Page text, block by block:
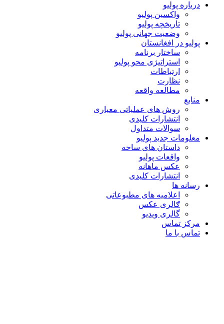
درباره پولیو
واکسین پولیو
تاریخچه پولیو
وضعیت جهانی پولیو
پولیو در افغانستان
ساختار برنامه
استراتیژی محو پولیو
ارتباطات
نظارت
مطالعه واقعه
منابع
روش های عملیاتی معیاری
انتشارات کلیدی
سوالات متداول
معلومات جدید پولیو
داستان های ساحه
واقعات پولیو
عکس ماهانه
انتشارات کلیدی
رسانه ها
اعلامیه های مطبوعاتی
ګالری عکس
گالری ویدیو
مرکز تماس
تماس با ما